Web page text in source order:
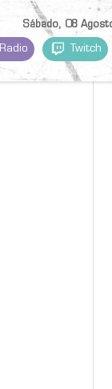
Sábado, 08
Radio Twitch